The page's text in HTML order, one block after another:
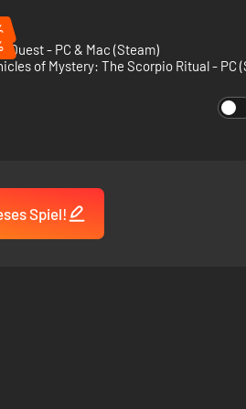
Achterbahnfahrt!
Gemüt. Egal, ob du ein
Quest - PC & Mac (Steam)
of Mystery: The Scorpio Ritual - PC
Spiel!